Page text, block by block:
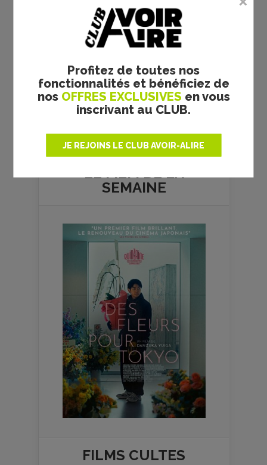
Profitez de toutes nos
fonctionnalités et bénéficiez de
nos OFFRES EXCLUSIVES en vous
inscrivant au CLUB.
JE REJOINS LE CLUB AVOIR-ALIRE
Plus de films
LE FILM DELA
SEMAINE
FILMS CULTES